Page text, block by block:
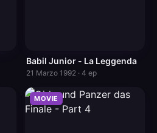
Babil Junior - La Leggenda
21 Marzo 1992 · 4 ep
MOVIE